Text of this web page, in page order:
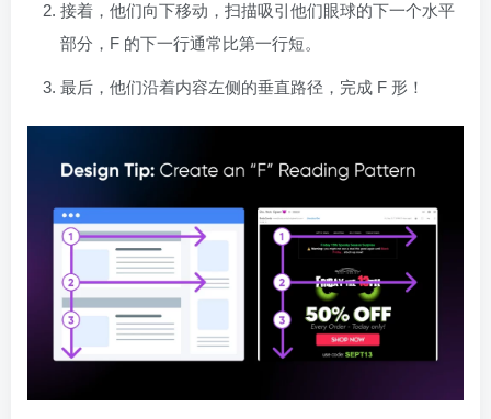
接着，他们向下移动，扫描吸引他们眼球的下一个水平
部分，F 的下一行通常比第一行短。
最后，他们沿着内容左侧的垂直路径，完成 F 形！